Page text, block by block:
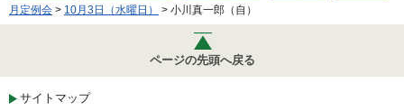
月定例会 > 10月3日（水曜日） > 小川真一郎（自）
ページの先頭へ戻る
サイトマップ